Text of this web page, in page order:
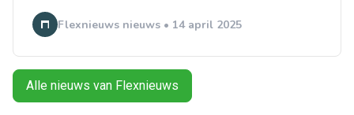
Flexnieuws nieuws • 14 april 2025
Alle nieuws van Flexnieuws
Alerts ontvangen
Artikelen zoeken